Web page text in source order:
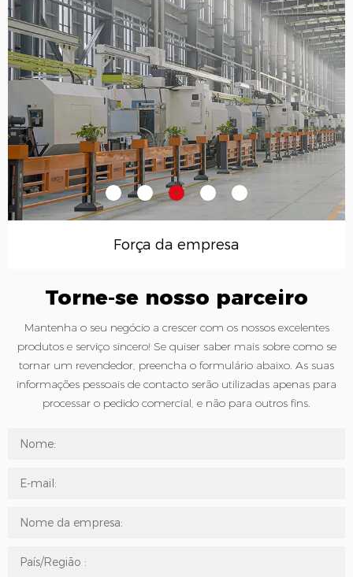
Força da empresa
Torne-se nosso parceiro
Mantenha o seu negócio a crescer com os nossos excelentes
produtos e serviço sincero! Se quiser saber mais sobre como se
tornar um revendedor, preencha o formulário abaixo. As suas
informações pessoais de contacto serão utilizadas apenas para
processar o pedido comercial, e não para outros fins.